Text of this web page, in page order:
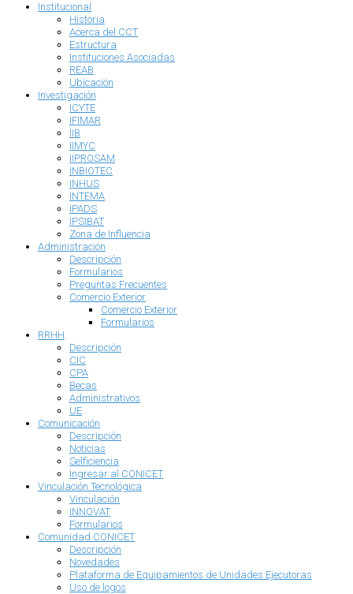
Institucional
Historia
Acerca del CCT
Estructura
Instituciones Asociadas
REAB
Ubicación
Investigación
ICYTE
IFIMAR
IIB
IIMYC
IIPROSAM
INBIOTEC
INHUS
INTEMA
IPADS
IPSIBAT
Zona de Influencia
Administración
Descripción
Formularios
Preguntas Frecuentes
Comercio Exterior
Comercio Exterior
Formularios
RRHH
Descripción
CIC
CPA
Becas
Administrativos
UE
Comunicación
Descripción
Noticias
Selficiencia
Ingresar al CONICET
Vinculación Tecnológica
Vinculación
INNOVAT
Formularios
Comunidad CONICET
Descripción
Novedades
Plataforma de Equipamientos de Unidades Ejecutoras
Uso de logos